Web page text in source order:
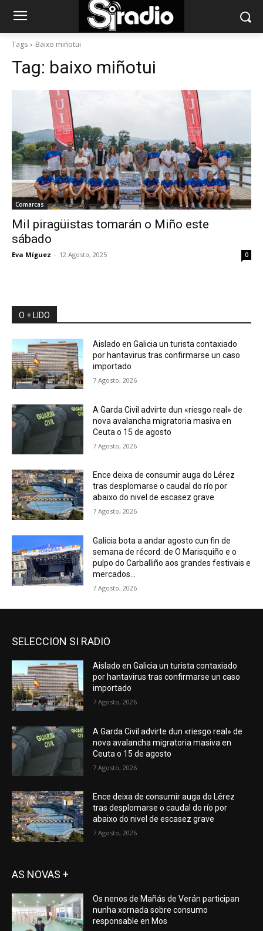
Tags Baixo miñotui
Tag: baixo miñotui
Comarcas
Mil piragüistas tomarán o Miño este
sábado
Eva Míguez - 12 Agosto, 2025 0
O + LIDO
Aislado en Galicia un turista contaxiado
por hantavirus tras confirmarse un caso
importado
7 Agosto, 2026
A Garda Civil advirte dun «riesgo real» de
nova avalancha migratoria masiva en
Ceuta o 15 de agosto
7 Agosto, 2026
Ence deixa de consumir auga do Lérez
tras desplomarse o caudal do río por
abaixo do nivel de escasez grave
7 Agosto, 2026
Galicia bota a andar agosto cun fin de
semana de récord: de O Marisquiño e o
pulpo do Carballiño aos grandes festivais e
mercados...
7 Agosto, 2026
SELECCION SI RADIO
Aislado en Galicia un turista contaxiado
por hantavirus tras confirmarse un caso
importado
7 Agosto, 2026
A Garda Civil advirte dun «riesgo real» de
nova avalancha migratoria masiva en
Ceuta o 15 de agosto
7 Agosto, 2026
Ence deixa de consumir auga do Lérez
tras desplomarse o caudal do río por
abaixo do nivel de escasez grave
7 Agosto, 2026
AS NOVAS +
Os nenos de Mañás de Verán participan
nunha xornada sobre consumo
responsable en Mos